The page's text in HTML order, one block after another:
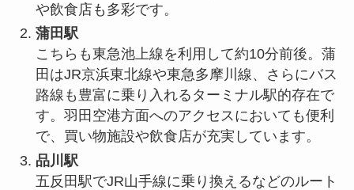
や飲食店も多彩です。
蒲田駅
こちらも東急池上線を利用して約10分前後。蒲
田はJR京浜東北線や東急多摩川線、さらにバス
路線も豊富に乗り入れるターミナル駅的存在で
す。羽田空港方面へのアクセスにおいても便利
で、買い物施設や飲食店が充実しています。
品川駅
五反田駅でJR山手線に乗り換えるなどのルート